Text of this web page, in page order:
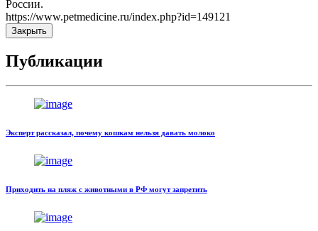
России.
https://www.petmedicine.ru/index.php?id=149121
Закрыть
Публикации
Эксперт рассказал, почему кошкам нельзя давать молоко
Приходить на пляж с животными в РФ могут запретить